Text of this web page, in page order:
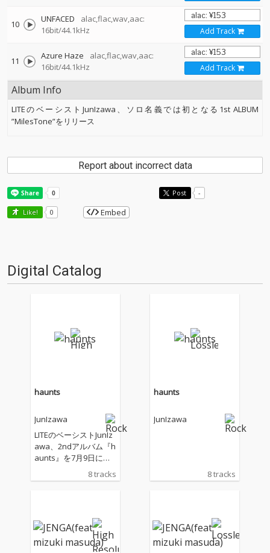
10 UNFACED
alac,flac,wav,aac:
16bit/44.1kHz
Add Track
11 Azure Haze
alac,flac,wav,aac:
16bit/44.1kHz
Add Track
Album Info
LITEのベーシストJunIzawa、ソロ名義では初となる1st ALBUM
”MilesTone”をリリース
Report about incorrect data
Post -
Like! 0 Embed
Digital Catalog
haunts
JunIzawa
LITEのベーシストJunIz
awa、2ndアルバム『h
aunts』を7月9日にリ
8 tracks
haunts
JunIzawa
8 tracks